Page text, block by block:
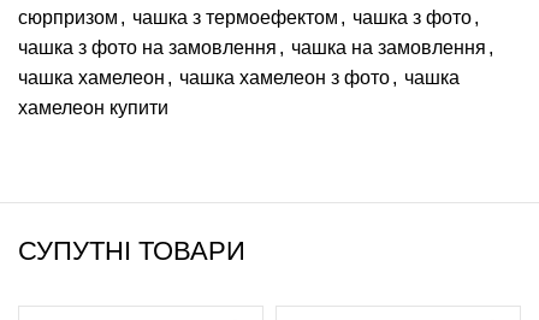
сюрпризом , чашка з термоефектом , чашка з фото,
чашка з фото на замовлення , чашка на замовлення ,
чашка хамелеон , чашка хамелеон з фото, чашка
хамелеон купити
СУПУТНІ ТОВАРИ